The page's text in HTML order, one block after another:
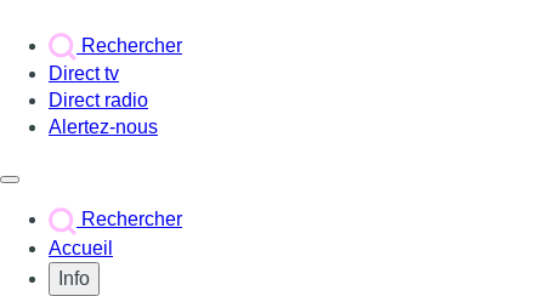
Rechercher
Direct tv
Direct radio
Alertez-nous
Rechercher
Accueil
Info